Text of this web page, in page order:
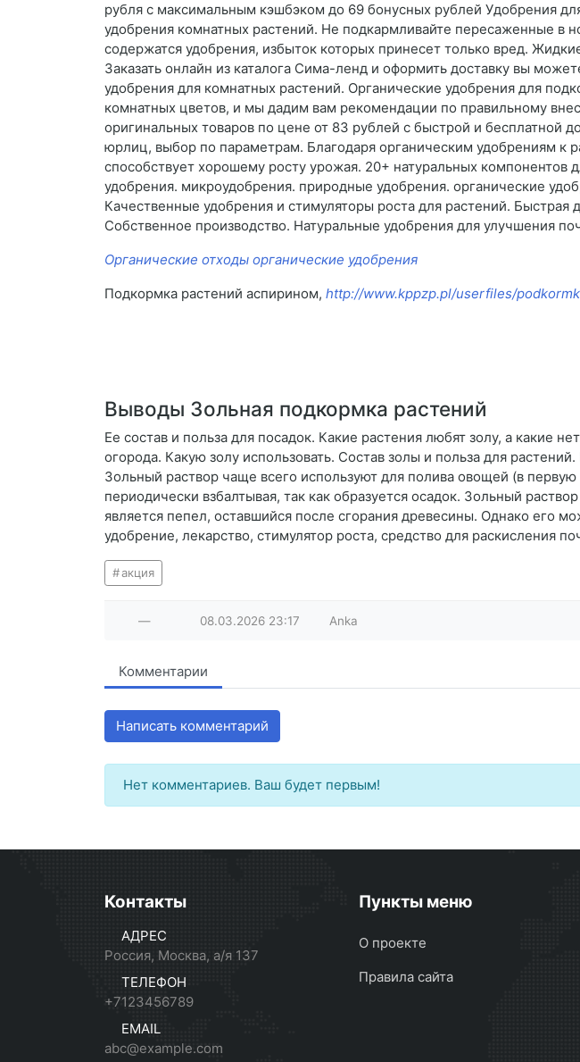
рубля с максимальным кэшбэком до 69 бонусных рублей Удобрения
удобрения комнатных растений. Не подкармливайте пересаженные в
содержатся удобрения, избыток которых принесет только вред.
Заказать онлайн из каталога Сима-ленд и оформить доставку вы
удобрения для комнатных растений. Органические удобрения для
комнатных цветов, и мы дадим вам рекомендации по правильному
оригинальных товаров по цене от 83 рублей с быстрой и бесплатной
юрлиц, выбор по параметрам. Благодаря органическим удобрениям к
способствует хорошему росту урожая. 20+ натуральных компонентов
удобрения. микроудобрения. природные удобрения. органические
Качественные удобрения и стимуляторы роста для растений. Быстрая
Собственное производство. Натуральные удобрения для улучшения
Органические отходы органические удобрения
Подкормка растений аспирином, http://www.kppzp.pl/userfiles/
Выводы Зольная подкормка растений
Ее состав и польза для посадок. Какие растения любят золу, а какие
огорода. Какую золу использовать. Состав золы и польза для
Зольный раствор чаще всего используют для полива овощей (в
периодически взбалтывая, так как образуется осадок. Зольный
является пепел, оставшийся после сгорания древесины. Однако его
удобрение, лекарство, стимулятор роста, средство для раскисления
акция
— 08.03.2026 23:17 Anka
Комментарии
Написать комментарий
Нет комментариев. Ваш будет первым!
Контакты
АДРЕС
Россия, Москва, а/я 137
ТЕЛЕФОН
+7123456789
EMAIL
abc@example.com
Пункты меню
О проекте
Правила сайта